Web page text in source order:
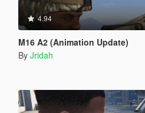
4.94
M16 A2 (Animation Update)
By Jridah